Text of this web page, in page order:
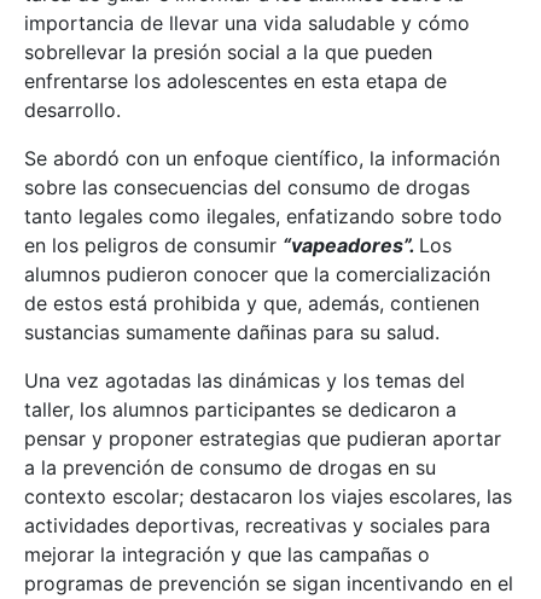
importancia de llevar una vida saludable y cómo
sobrellevar la presión social a la que pueden
enfrentarse los adolescentes en esta etapa de
desarrollo.
Se abordó con un enfoque científico, la información
sobre las consecuencias del consumo de drogas
tanto legales como ilegales, enfatizando sobre todo
en los peligros de consumir “vapeadores”. Los
alumnos pudieron conocer que la comercialización
de estos está prohibida y que, además, contienen
sustancias sumamente dañinas para su salud.
Una vez agotadas las dinámicas y los temas del
taller, los alumnos participantes se dedicaron a
pensar y proponer estrategias que pudieran aportar
a la prevención de consumo de drogas en su
contexto escolar; destacaron los viajes escolares, las
actividades deportivas, recreativas y sociales para
mejorar la integración y que las campañas o
programas de prevención se sigan incentivando en el